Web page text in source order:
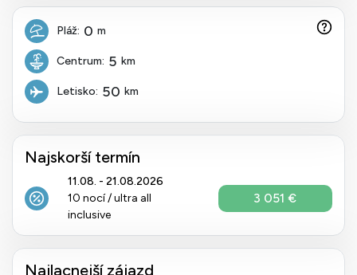
Pláž: 0 m
Centrum: 5 km
Letisko: 50 km
Najskorší termín
11.08. - 21.08.2026
10 nocí / ultra all
inclusive
3 051 €
Najlacnejší zájazd